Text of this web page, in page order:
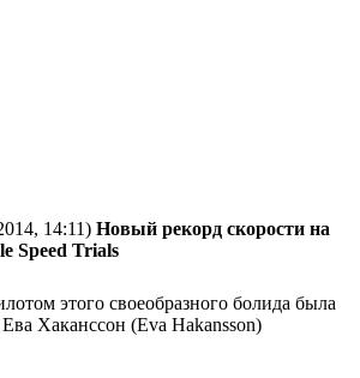
14:11) Новый рекорд скорости на
Speed Trials